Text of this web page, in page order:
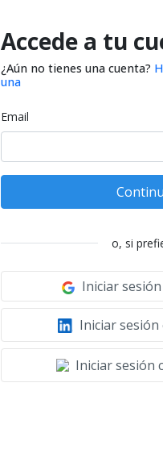
Accede a tu
¿Aún no tienes una cuenta?
una
Email
o, si
Iniciar
Iniciar
Iniciar sesión